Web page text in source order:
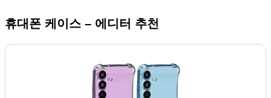
휴대폰 케이스 – 에디터 추천